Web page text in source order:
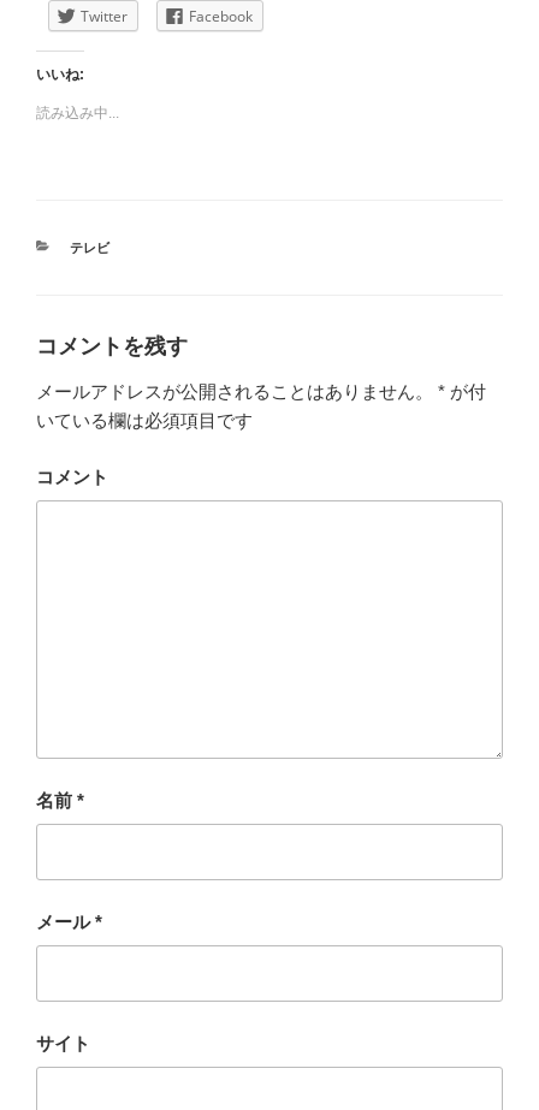
Twitter Facebook
いいね:
読み込み中...
カ
テレビ
コメントを残す
メールアドレスが公開されることはありません。 * が付
いている欄は必須項目です
コメント
名前 *
メール*
サイト